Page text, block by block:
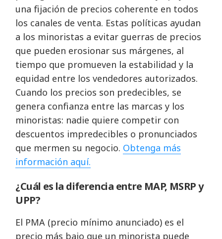
una fijación de precios coherente en todos
los canales de venta. Estas políticas ayudan
a los minoristas a evitar guerras de precios
que pueden erosionar sus márgenes, al
tiempo que promueven la estabilidad y la
equidad entre los vendedores autorizados.
Cuando los precios son predecibles, se
genera confianza entre las marcas y los
minoristas: nadie quiere competir con
descuentos impredecibles o pronunciados
que mermen su negocio. Obtenga más
información aquí.
¿Cuál es la diferencia entre MAP, MSRP y
UPP?
El PMA (precio mínimo anunciado) es el
precio más bajo que un minorista puede